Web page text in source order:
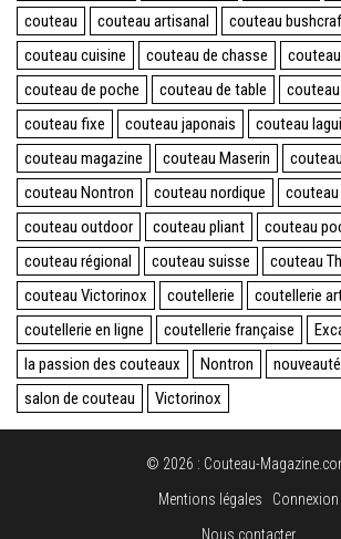
couteau
couteau artisanal couteau
couteau cuisine
couteau de chasse
couteau de poche
couteau de table
couteau fixe
couteau japonais
couteau
couteau magazine
couteau Maserin
couteau Nontron
couteau nordique
couteau
couteau outdoor
couteau pliant
couteau
couteau régional
couteau suisse
couteau
couteau Victorinox
coutellerie
coutellerie
coutellerie en ligne
coutellerie française
la passion des couteaux
Nontron
salon de couteau
Victorinox
© 2026 : Couteau-
Mentions légales
Connexion
Nous contacter